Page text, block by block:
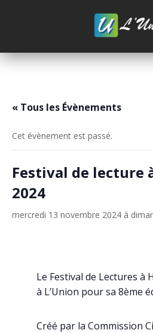
« Tous les Évènements
Cet évènement est passé.
Festival de lecture
2024
mercredi 13 novembre 2024 à
Le Festival de Lectures à
à L’Union pour sa 8ème
Créé par la Commission